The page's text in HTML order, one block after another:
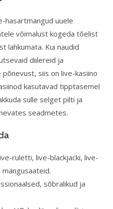
hasartmängud uuele
võimalust kogeda tõelist
lahkumata. Kui naudid
diilereid ja
siis on live-kasiino
kasutavad tipptasemel
sulle selget pilti ja
seadmetes.
ruletti, live-blackjacki, live-
sõbralikud ja